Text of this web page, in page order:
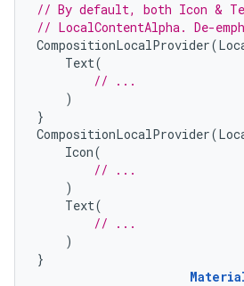
// By default, both Icon &
// LocalContentAlpha. De-
CompositionLocalProvider(
Text(
// ...
)
}
CompositionLocalProvider(
Icon(
// ...
)
Text(
// ...
)
}